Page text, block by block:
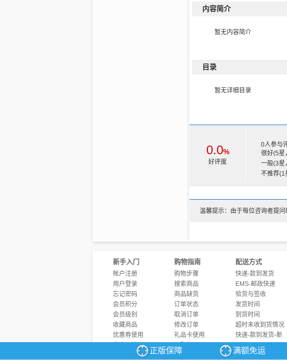
内容简介
暂无内容简介
目录
暂无详细目录
0.0%
好评度
0人参与
很好(5星
一般(3星
不推荐(1
温馨提示：由于每位咨询者提
新手入门
帐户注册
用户登录
忘记密码
会员积分
会员级别
收藏商品
优惠券使用
商品问答
购物指南
购物步骤
搜索商品
商品缺货
订单状态
取消订单
修改订单
礼品卡使用
团购商品
发票制度
配送方式
快递-款到发货
EMS-邮政快递
验货与签收
发货时间
到货时间
超时未收到货情况
快递-款到发货-新
正版保障 满额免运